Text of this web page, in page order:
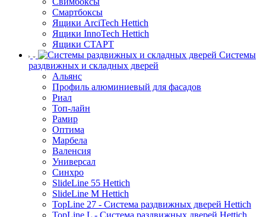
Смартбоксы
Ящики ArciTech Hettich
Ящики InnoTech Hettich
Ящики СТАРТ
Системы
раздвижных и складных дверей
Альянс
Профиль алюминиевый для фасадов
Риал
Топ-лайн
Рамир
Оптима
Марбела
Валенсия
Универсал
Синхро
SlideLine 55 Hettich
SlideLine M Hettich
TopLine 27 - Система раздвижных дверей Hettich
TopLine L - Система раздвижных дверей Hettich